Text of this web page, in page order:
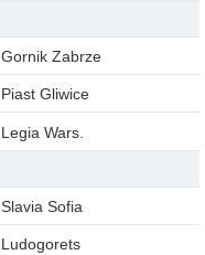
Gornik Zabrze
Piast Gliwice
Legia Wars.
Slavia Sofia
Ludogorets